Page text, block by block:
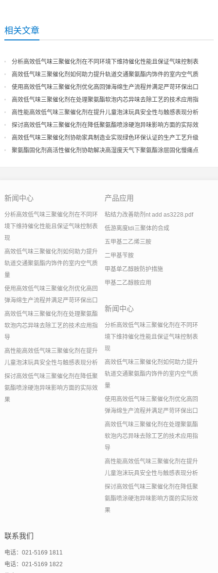
相关文章
分析高效低气味三聚催化剂在不同环境下维持催化性能且保证气味控制表
现
高效低气味三聚催化剂如何助力提升轨道交通聚氨酯内饰件的室内空气质
量
使用高效低气味三聚催化剂优化高回弹海绵生产流程并满足严苛环保出口
高效低气味三聚催化剂在处理聚氨酯软泡内芯异味去除工艺的技术应用指
导
高性能高效低气味三聚催化剂在提升儿童泡沫玩具安全性与触感表现分析
探讨高效低气味三聚催化剂在降低聚氨酯喷涂硬泡异味影响方面的实际效
果
高效低气味三聚催化剂协助家具制造业实现绿色环保认证的生产工艺升级
聚氨酯固化剂高活性催化剂协助解决高湿度天气下聚氨酯涂层固化慢痛点
新闻中心
分析高效低气味三聚催化剂在不同环
境下维持催化性能且保证气味控制表
现
高效低气味三聚催化剂如何助力提升
轨道交通聚氨酯内饰件的室内空气质
量
使用高效低气味三聚催化剂优化高回
弹海绵生产流程并满足严苛环保出口
高效低气味三聚催化剂在处理聚氨酯
软泡内芯异味去除工艺的技术应用指
导
高性能高效低气味三聚催化剂在提升
儿童泡沫玩具安全性与触感表现分析
探讨高效低气味三聚催化剂在降低聚
氨酯喷涂硬泡异味影响方面的实际效
果
产品应用
粘结力改善助剂nt add as3228.pdf
低游离度tdi三聚体的合成
五甲基二乙烯三胺
二甲基苄胺
甲基单乙醇胺防护措施
甲基二乙醇胺应用
新闻中心
分析高效低气味三聚催化剂在不同环
境下维持催化性能且保证气味控制表
现
高效低气味三聚催化剂如何助力提升
轨道交通聚氨酯内饰件的室内空气质
量
使用高效低气味三聚催化剂优化高回
弹海绵生产流程并满足严苛环保出口
高效低气味三聚催化剂在处理聚氨酯
软泡内芯异味去除工艺的技术应用指
导
高性能高效低气味三聚催化剂在提升
儿童泡沫玩具安全性与触感表现分析
探讨高效低气味三聚催化剂在降低聚
氨酯喷涂硬泡异味影响方面的实际效
果
联系我们
电话：021-5169 1811
电话：021-5169 1822